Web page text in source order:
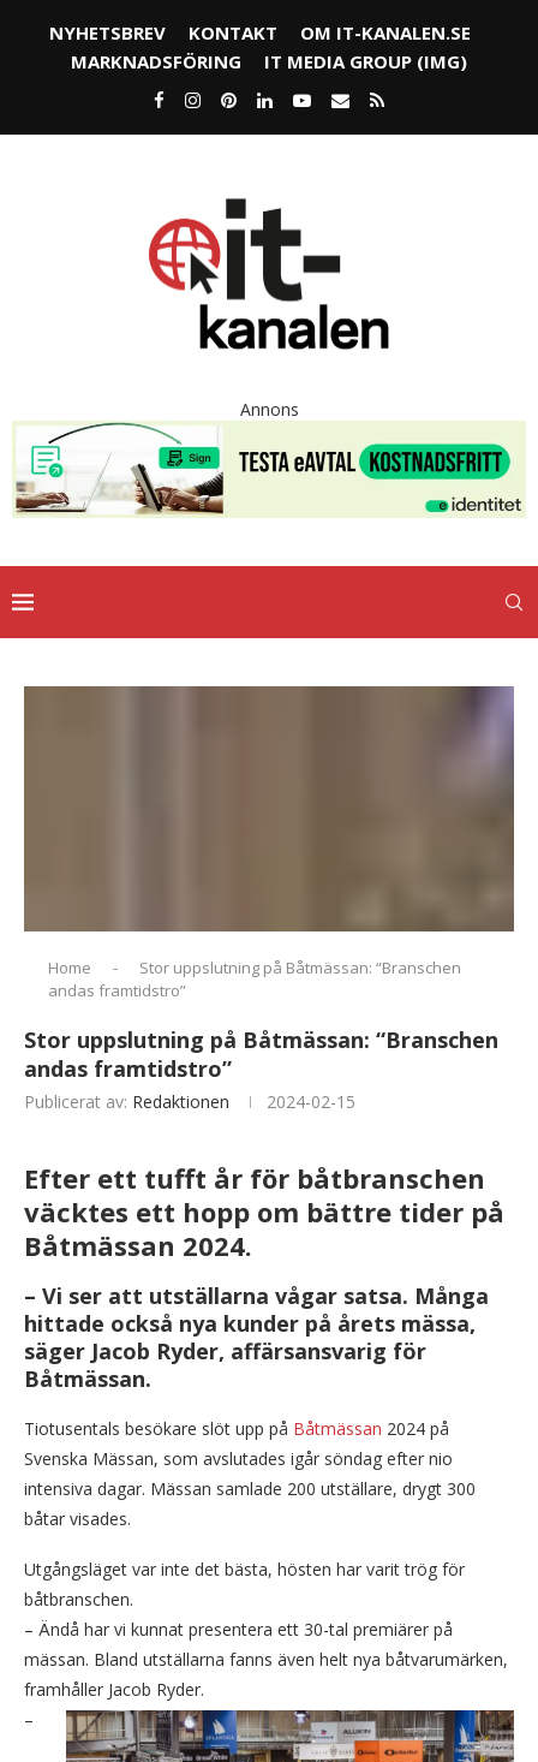
NYHETSBREV KONTAKT
OM IT-KANALEN.SE
MARKNADSFÖRING
IT MEDIA GROUP (IMG)
Annons
Home -
Stor uppslutning på Båtmässan: “Branschen
andas framtidstro”
Stor uppslutning på Båtmässan: “Branschen
andas framtidstro”
Publicerat av: Redaktionen 2024-02-15
Efter ett tufft år för båtbranschen
väcktes ett hopp om bättre tider på
Båtmässan 2024.
– Vi ser att utställarna vågar satsa. Många
hittade också nya kunder på årets mässa,
säger Jacob Ryder, affärsansvarig för
Båtmässan.
Tiotusentals besökare slöt upp på Båtmässan 2024 på
Svenska Mässan, som avslutades igår söndag efter nio
intensiva dagar. Mässan samlade 200 utställare, drygt 300
båtar visades.
Utgångsläget var inte det bästa, hösten har varit trög för
båtbranschen.
– Ändå har vi kunnat presentera ett 30-tal premiärer på
mässan. Bland utställarna fanns även helt nya båtvarumärken,
framhåller Jacob Ryder.
–